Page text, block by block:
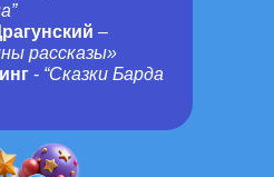
–
рассказы»
- “Сказки Барда